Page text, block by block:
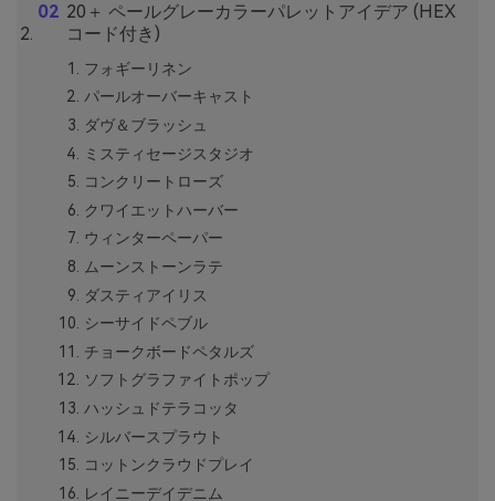
20＋ ペールグレーカラーパレットアイデア (HEX
コード付き)
フォギーリネン
パールオーバーキャスト
ダヴ＆ブラッシュ
ミスティセージスタジオ
コンクリートローズ
クワイエットハーバー
ウィンターペーパー
ムーンストーンラテ
ダスティアイリス
シーサイドペブル
チョークボードペタルズ
ソフトグラファイトポップ
ハッシュドテラコッタ
シルバースプラウト
コットンクラウドプレイ
レイニーデイデニム